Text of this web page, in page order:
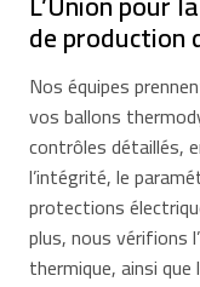
de production
Nos équipes
vos ballons
contrôles détaillés,
l’intégrité, le
protections
plus, nous vérifions
thermique, ainsi